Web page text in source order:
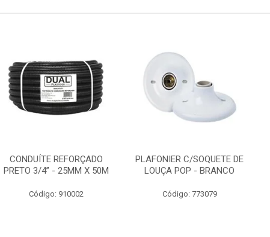
CONDUÍTE REFORÇADO
PRETO 3/4” - 25MM X 50M
Código: 910002
PLAFONIER C/SOQUETE DE
LOUÇA POP - BRANCO
Código: 773079